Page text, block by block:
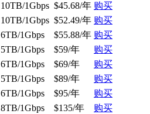
10TB/1Gbps $45.68/年 购买
10TB/1Gbps $52.49/年 购买
6TB/1Gbps $55.88/年 购买
5TB/1Gbps $59/年
购买
6TB/1Gbps $69/年
购买
5TB/1Gbps $89/年
购买
6TB/1Gbps $95/年
购买
8TB/1Gbps $135/年 购买